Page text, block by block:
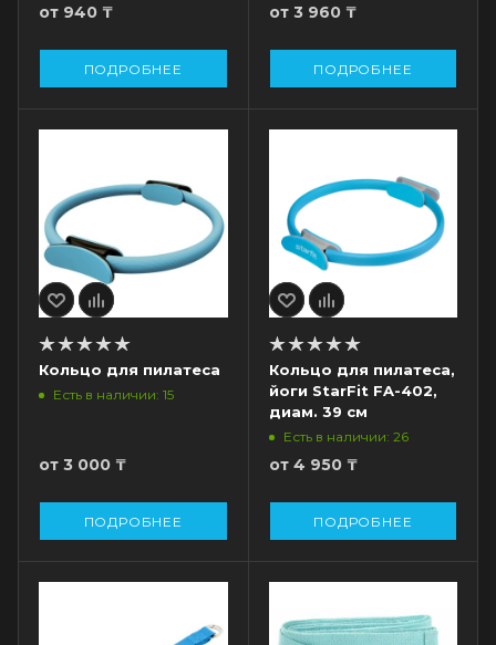
от 940 ₸
ПОДРОБНЕЕ
от 3 960 ₸
ПОДРОБНЕЕ
Кольцо для пилатеса
Есть в наличии: 15
от 3 000 ₸
ПОДРОБНЕЕ
Кольцо для пилатеса,
йоги StarFit FA-402,
диам. 39 см
Есть в наличии: 26
от 4 950 ₸
ПОДРОБНЕЕ